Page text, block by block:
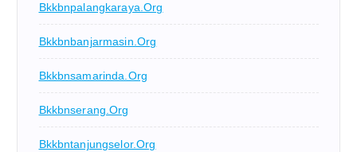
Bkkbnpalangkaraya.org
Bkkbnbanjarmasin.org
Bkkbnsamarinda.org
Bkkbnserang.org
Bkkbntanjungselor.org